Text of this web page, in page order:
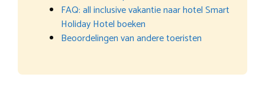
FAQ: all inclusive vakantie naar hotel Smart
Holiday Hotel boeken
Beoordelingen van andere toeristen